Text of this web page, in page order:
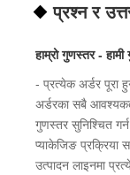
प्रश्न र
हाम्रो गुणस्तर -
- प्रत्येक अर्डर पूरा
अर्डरका सबै
गुणस्तर सुनिश्चित
प्याकेजिङ प्रक्रिया
उत्पादन लाइनमा